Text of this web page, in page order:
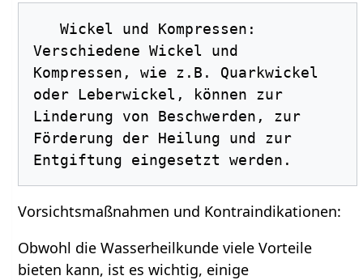
   Wickel und Kompressen:
Verschiedene Wickel und
Kompressen, wie z.B. Quarkwickel
oder Leberwickel, können zur
Linderung von Beschwerden, zur
Förderung der Heilung und zur
Vorsichtsmaßnahmen und Kontraindikationen:
Obwohl die Wasserheilkunde viele Vorteile
bieten kann, ist es wichtig, einige